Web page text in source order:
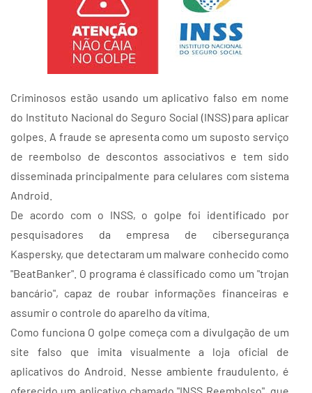
Criminosos estão usando um aplicativo falso em nome
do Instituto Nacional do Seguro Social (INSS) para aplicar
golpes. A fraude se apresenta como um suposto serviço
de reembolso de descontos associativos e tem sido
disseminada principalmente para celulares com sistema
Android.
De acordo com o INSS, o golpe foi identificado por
pesquisadores da empresa de cibersegurança
Kaspersky, que detectaram um malware conhecido como
"BeatBanker". O programa é classificado como um "trojan
bancário", capaz de roubar informações financeiras e
assumir o controle do aparelho da vítima.
Como funciona O golpe começa com a divulgação de um
site falso que imita visualmente a loja oficial de
aplicativos do Android. Nesse ambiente fraudulento, é